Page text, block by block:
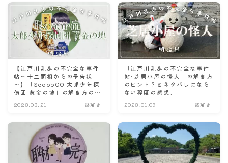
【江戸川乱歩の不完全な事件
帖～十二面相からの予告状
～】「Scoop00 太郎少年探
偵団 黄金の塊」の解き方のヒ
程度の感想。
2023.03.21 謎解き
「江戸川乱歩の不完全な事件
帖･芝居小屋の怪人」の解き方
のヒント？とネタバレになら
ない程度の感想。
2023.01.09 謎解き